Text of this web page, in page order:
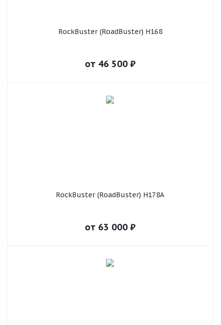
RockBuster (RoadBuster) H168
от 46 500₽
RockBuster (RoadBuster) H178A
от 63 000₽